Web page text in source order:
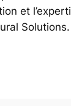
et
Solutions.